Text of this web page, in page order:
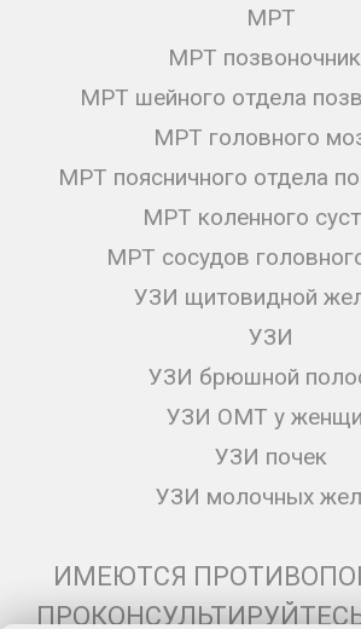
МРТ
МРТ
МРТ шейного отдела
МРТ головного
МРТ поясничного отдела
МРТ коленного
МРТ сосудов
УЗИ щитовидной
УЗИ
УЗИ брюшной
УЗИ ОМТ у
УЗИ почек
УЗИ молочных
ИМЕЮТСЯ